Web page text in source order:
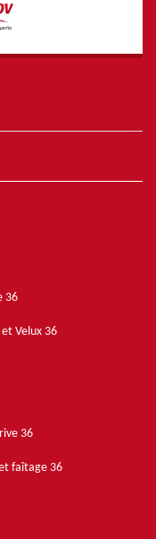
36
Velux 36
36
faîtage 36